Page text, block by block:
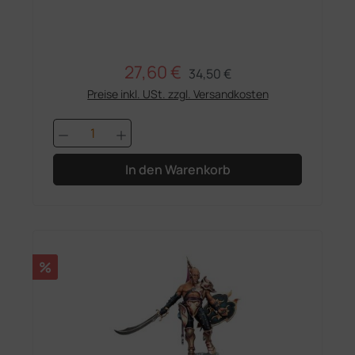
Verkaufspreis:
27,60 € Regulärer Preis:
34,50 €
Preise inkl. USt. zzgl. Versandkosten
Produkt Anzahl: Gib den
In den Warenkorb
Rabatt
%